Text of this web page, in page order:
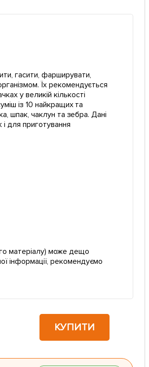
гасити, фарширувати,
Їх рекомендується
у великій кількості
із 10 найкращих та
шпак, чаклун та зебра. Дані
і для приготування
матеріалу) може дещо
інформації, рекомендуємо
КУПИТИ